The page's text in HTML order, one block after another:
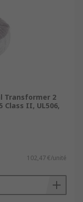
Transformer 2
Class II, UL506,
102,47 €/unité